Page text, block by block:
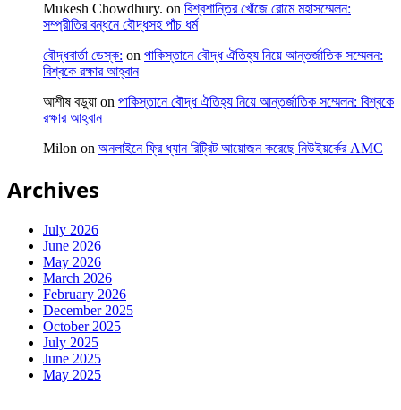
Mukesh Chowdhury. on বিশ্বশান্তির খোঁজে রোমে মহাসম্মেলন:
সম্প্রীতির বন্ধনে বৌদ্ধসহ পাঁচ ধর্ম
বৌদ্ধবার্তা ডেস্ক: on পাকিস্তানে বৌদ্ধ ঐতিহ্য নিয়ে আন্তর্জাতিক সম্মেলন:
বিশ্বকে রক্ষার আহ্বান
আশীষ বড়ুয়া on পাকিস্তানে বৌদ্ধ ঐতিহ্য নিয়ে আন্তর্জাতিক সম্মেলন: বিশ্বকে
রক্ষার আহ্বান
Milon on অনলাইনে ফ্রি ধ্যান রিট্রিট আয়োজন করেছে নিউইয়র্কের AMC
Archives
July 2026
June 2026
May 2026
March 2026
February 2026
December 2025
October 2025
July 2025
June 2025
May 2025